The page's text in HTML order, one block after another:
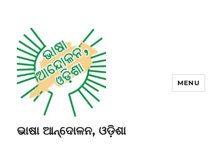
ଭାଷା ଆନ୍ଦୋଳନ, ଓଡ଼ିଶା
MENU